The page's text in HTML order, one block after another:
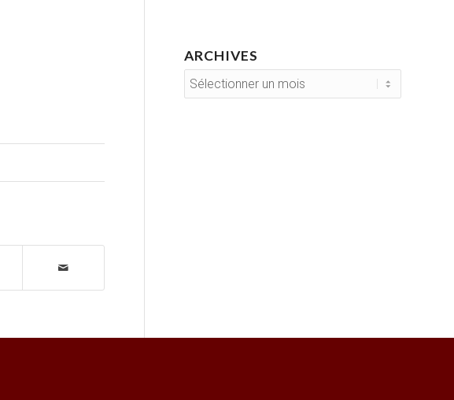
ARCHIVES